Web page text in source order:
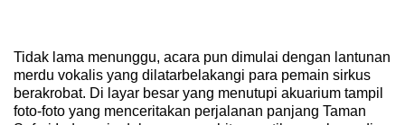
Tidak lama menunggu, acara pun dimulai dengan lantunan
merdu vokalis yang dilatarbelakangi para pemain sirkus
berakrobat. Di layar besar yang menutupi akuarium tampil
foto-foto yang menceritakan perjalanan panjang Taman